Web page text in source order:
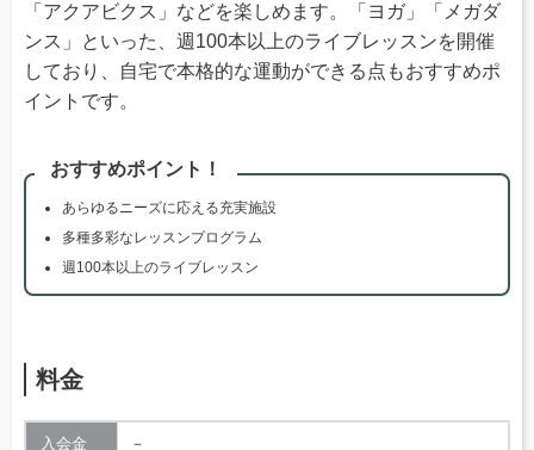
「アクアビクス」などを楽しめます。「ヨガ」「メガダ
ンス」といった、週100本以上のライブレッスンを開催
しており、自宅で本格的な運動ができる点もおすすめポ
イントです。
おすすめポイント！
あらゆるニーズに応える充実施設
多種多彩なレッスンプログラム
週100本以上のライブレッスン
料金
入会金 －